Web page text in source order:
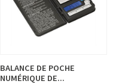
BALANCE DE POCHE
NUMÉRIQUE DE...